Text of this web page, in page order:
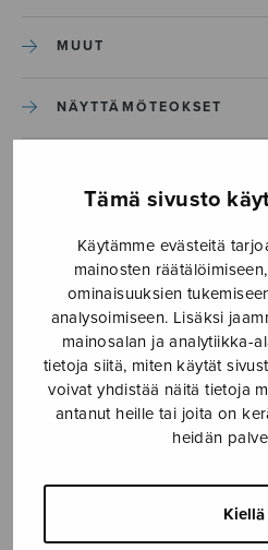
Tämä sivusto
Käytämme evästeitä
mainosten
ominaisuuksien
analysoimiseen. Lisäksi
mainosalan ja analytiikka-
tietoja siitä, miten käytät
voivat yhdistää näitä tietoja
antanut heille tai joita on
heidän
Kiellä
MUUT
NÄYTTÄMÖTEOKSET
SOITINMUSIIKKI
YKSINLAULU
YLEINEN
Sulasol
Myymälä avoinna